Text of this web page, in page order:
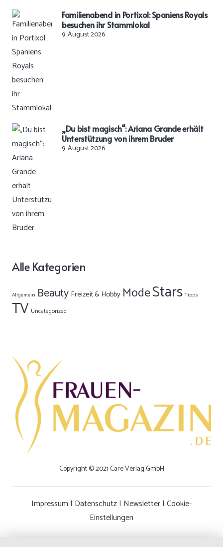
Familienabend in Portixol: Spaniens Royals
besuchen ihr Stammlokal
9. August 2026
„Du bist magisch“: Ariana Grande erhält
Unterstützung von ihrem Bruder
9. August 2026
Alle Kategorien
Allgemein Beauty Freizeit & Hobby ModeStars Tipps
TV Uncategorized
Copyright © 2021 Care Verlag GmbH
Impressum | Datenschutz| Newsletter| Cookie-
Einstellungen